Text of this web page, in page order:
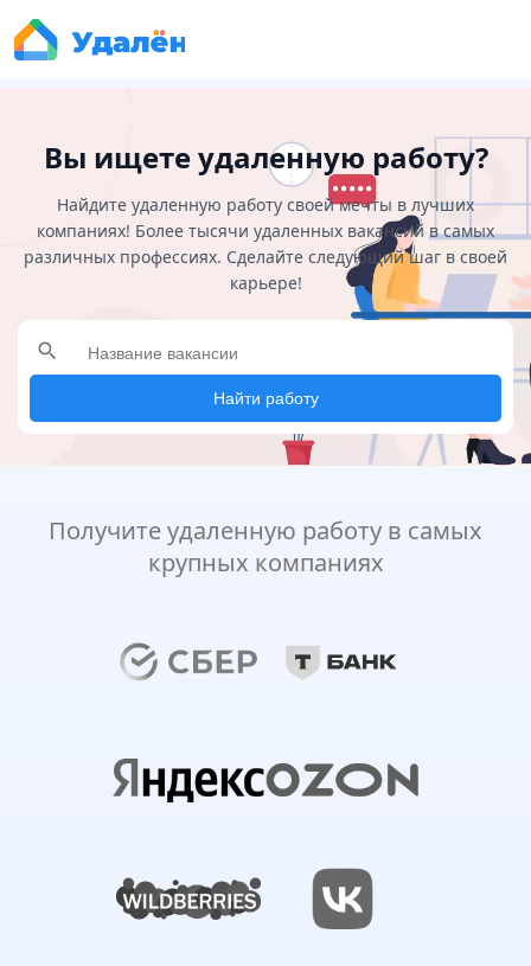
Вы ищете удаленную работу?
Найдите удаленную работу своей мечты в лучших
компаниях! Более тысячи удаленных вакансий в самых
различных профессиях. Сделайте следующий шаг в своей
карьере!
search
Найти работу
Получите удаленную работу в самых
крупных компаниях